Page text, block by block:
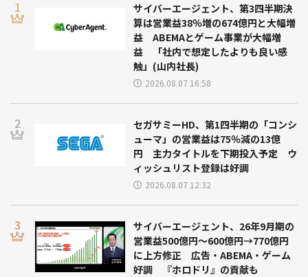
サイバーエージェント、第3四半期決
算は営業益38％増の674億円と大幅増
益 ABEMAとゲーム事業が大幅増
益 「社内で想定したよりも良い感
触」(山内社長)
2026.08.07 16:58
セガサミーHD、第1四半期の「コンシ
ューマ」の営業益は75％減の13億
円 主力タイトルを下期投入予定 ウ
ィッシュリスト登録は好調
2026.08.07 12:32
サイバーエージェント、26年9月期の
営業益500億円～600億円→770億円
に上方修正 広告・ABEMA・ゲーム
好調 『ホロドリ』の貢献も